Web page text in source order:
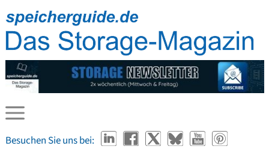
Besuchen Sie uns bei: